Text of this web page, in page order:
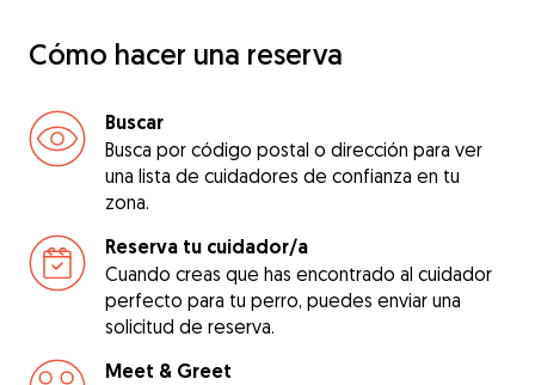
Cómo hacer una reserva
Buscar
Busca por código postal o dirección para ver
una lista de cuidadores de confianza en tu
zona.
Reserva tu cuidador/a
Cuando creas que has encontrado al cuidador
perfecto para tu perro, puedes enviar una
solicitud de reserva.
Meet & Greet